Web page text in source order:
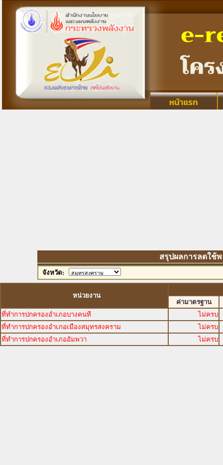
สรุปผลการลดใช้พลั
จังหวัด:
หน่วยงาน
ค่ามาตรฐาน
ที่ทำการปกครองอำเภอบางคนที
ไม่ครบ
ที่ทำการปกครองอำเภอเมืองสมุทรสงคราม
ไม่ครบ
ที่ทำการปกครองอำเภออัมพวา
ไม่ครบ